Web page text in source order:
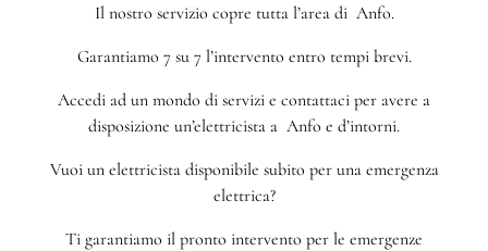
Il nostro servizio copre tutta l’area di Anfo.
Garantiamo 7 su 7 l’intervento entro tempi brevi.
Accedi ad un mondo di servizi e contattaci per avere a
disposizione un’elettricista a Anfo e d’intorni.
Vuoi un elettricista disponibile subito per una emergenza
elettrica?
Ti garantiamo il pronto intervento per le emergenze